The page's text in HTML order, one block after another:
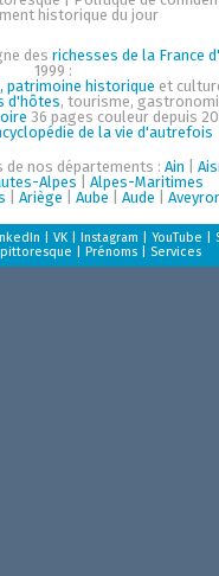
historique du jour
des richesses de la France
1999 :
patrimoine historique et
d'hôtes, tourisme,
36 pages couleur depuis
de la vie d'autrefois
de nos départements : Ain
Alpes
Alpes-Maritimes
Ariège Aube Aude
VK| Instagram YouTube
pittoresque Prénoms| Services